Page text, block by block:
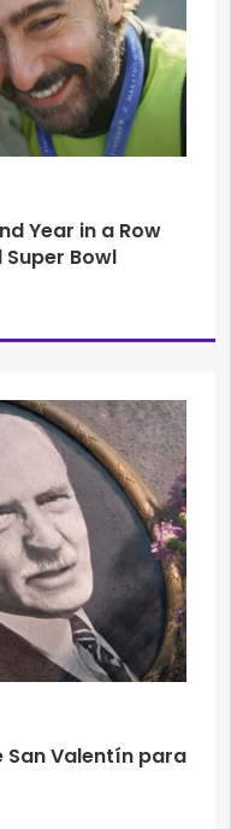
Year in a Row
Bowl
San Valentín para